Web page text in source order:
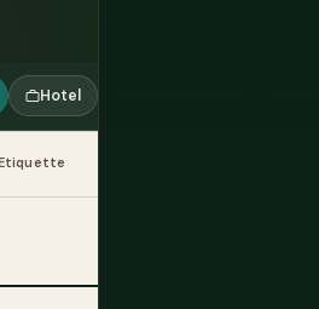
Hotel